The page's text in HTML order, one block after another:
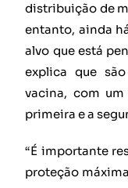
distribuição de
entanto, ainda
alvo que está
explica que
vacina, com
primeira e a
“É importante
proteção